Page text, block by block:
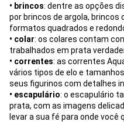
• brincos: dentre as opções
por brincos de argola, brincos
formatos quadrados e
• colar: os colares contam
trabalhados em prata
• correntes: as correntes
vários tipos de elo e
seus figurinos com detalhes
• escapulário: o escapulário
prata, com as imagens
levar a sua fé para onde você